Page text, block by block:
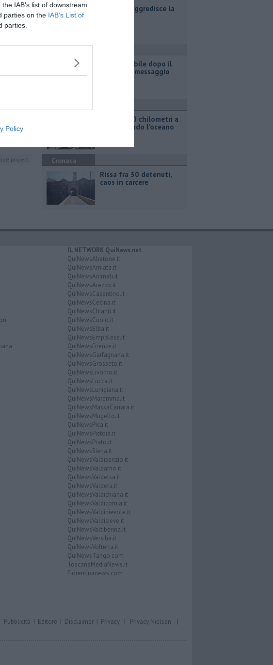
IAB’s list of downstream
parties on the IAB’s List of
parties.
Policy
project
Incendio aggredisce la
Casa inagibile dopo il
rogo nel rimessaggio
Oltre 5000 chilometri a
remi sfidando l'oceano
Cronaca
Rissa fra 30 detenuti,
caos in carcere
IL NETWORK QuiNews.net
QuiNewsAbetone.it
QuiNewsAmiata.it
QuiNewsAnimali.it
QuiNewsArezzo.it
QuiNewsCasentino.it
QuiNewsCecina.it
QuiNewsChianti.it
QuiNewsCuoio.it
QuiNewsElba.it
QuiNewsEmpolese.it
QuiNewsFirenze.it
QuiNewsGarfagnana.it
QuiNewsGrosseto.it
QuiNewsLivorno.it
QuiNewsLucca.it
QuiNewsLunigiana.it
QuiNewsMaremma.it
QuiNewsMassaCarrara.it
QuiNewsMugello.it
QuiNewsPisa.it
QuiNewsPistoia.it
QuiNewsPrato.it
QuiNewsSiena.it
QuiNewsValbisenzio.it
QuiNewsValdarno.it
QuiNewsValdelsa.it
QuiNewsValdera.it
QuiNewsValdichiana.it
QuiNewsValdicornia.it
QuiNewsValdinievole.it
QuiNewsValdisieve.it
QuiNewsValtiberina.it
QuiNewsVersilia.it
QuiNewsVolterra.it
QuiNewsTango.com
ToscanaMediaNews.it
Fiorentinanews.com
Pubblicità | Editore | Disclaimer | Privacy | Privacy Nielsen |